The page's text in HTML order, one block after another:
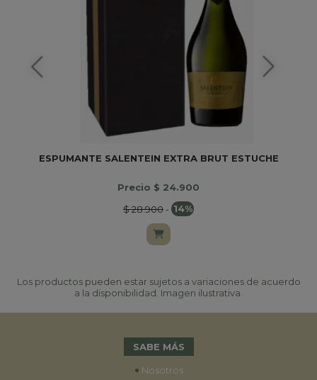
ESPUMANTE SALENTEIN EXTRA BRUT ESTUCHE
Precio $ 24.900
$ 28.900- 14%
Los productos pueden estar sujetos a variaciones de acuerdo
a la disponibilidad. Imagen ilustrativa.
SABE MÁS
• Nosotros